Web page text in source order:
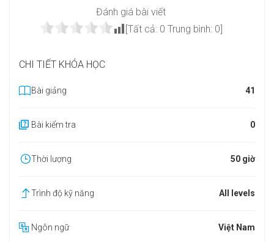
Đánh giá bài viết
[Tất cả: 0 Trung bình: 0]
CHI TIẾT KHÓA HỌC
Bài giảng 41
Bài kiểm tra 0
Thời lượng 50 giờ
Trình độ kỹ năng All levels
Ngôn ngữ Việt Nam